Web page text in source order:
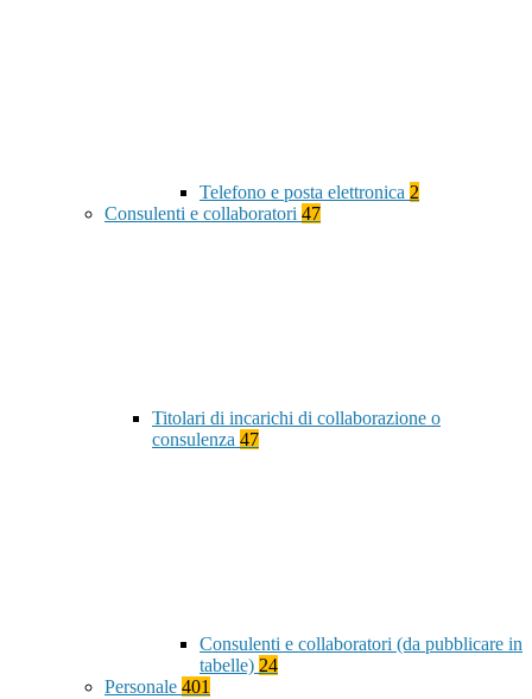
Telefono e posta elettronica 2
Consulenti e collaboratori 47
Titolari di incarichi di collaborazione o
consulenza 47
Consulenti e collaboratori (da pubblicare in
tabelle) 24
Personale 401